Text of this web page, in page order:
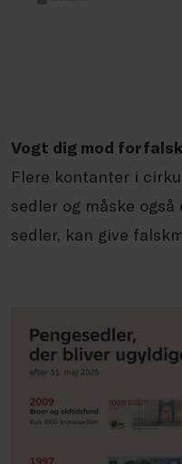
Vogt dig mod
Flere kontanter i
sedler og måske
sedler, kan give